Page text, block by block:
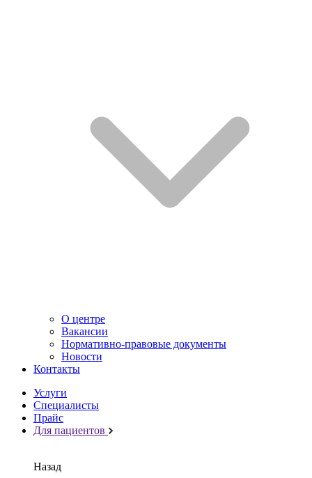
О центре
Вакансии
Нормативно-правовые документы
Новости
Контакты
Услуги
Специалисты
Прайс
Для пациентов
Назад